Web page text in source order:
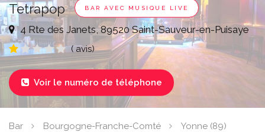
Tetrapop
BAR AVEC MUSIQUE LIVE
4 Rte des Janets, 89520 Saint-Sauveur-en-Puisaye
( avis)
 Voir le numéro de téléphone
Bar Bourgogne-Franche-Comté
Yonne (89)